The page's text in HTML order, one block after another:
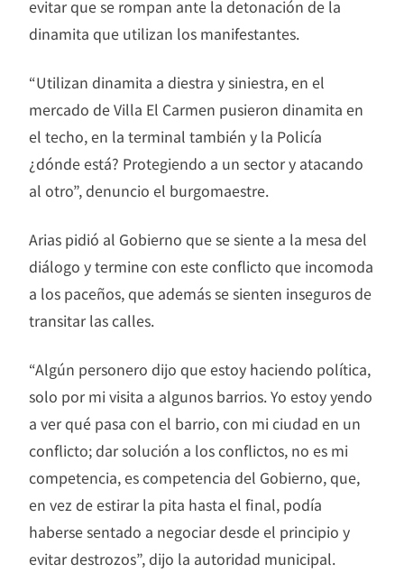
evitar que se rompan ante la detonación de la
dinamita que utilizan los manifestantes.
“Utilizan dinamita a diestra y siniestra, en el
mercado de Villa El Carmen pusieron dinamita en
el techo, en la terminal también y la Policía
¿dónde está? Protegiendo a un sector y atacando
al otro”, denuncio el burgomaestre.
Arias pidió al Gobierno que se siente a la mesa del
diálogo y termine con este conflicto que incomoda
a los paceños, que además se sienten inseguros de
transitar las calles.
“Algún personero dijo que estoy haciendo política,
solo por mi visita a algunos barrios. Yo estoy yendo
a ver qué pasa con el barrio, con mi ciudad en un
conflicto; dar solución a los conflictos, no es mi
competencia, es competencia del Gobierno, que,
en vez de estirar la pita hasta el final, podía
haberse sentado a negociar desde el principio y
evitar destrozos”, dijo la autoridad municipal.